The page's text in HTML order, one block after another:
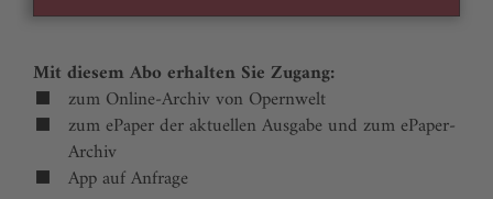
Mit diesem Abo erhalten Sie Zugang:
zum Online-Archiv von Opernwelt
zum ePaper der aktuellen Ausgabe und zum ePaper-
Archiv
App auf Anfrage